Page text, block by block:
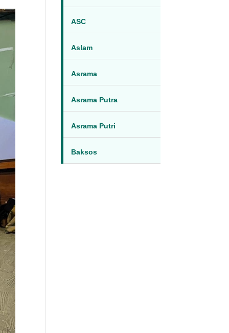
ASC
Aslam
Asrama
Asrama Putra
Asrama Putri
Baksos